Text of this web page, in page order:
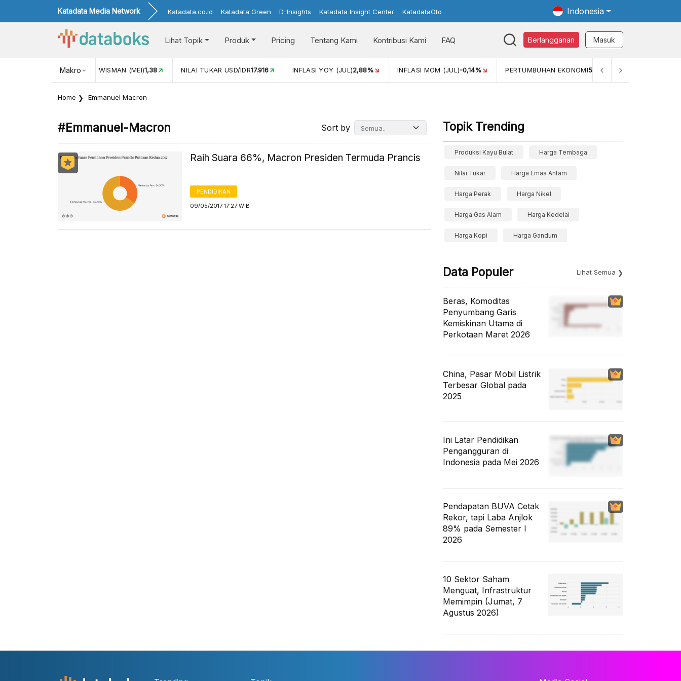
Katadata Media Network Katadata.co.id Katadata Green D-Insights Katadata Insight Center KatadataOto Indonesia
Lihat Topik Produk Pricing Tentang Kami Kontribusi Kami FAQ Berlangganan Masuk
Makro
KUNJUNGAN WISMAN (MEI)1,38 NILAI TUKAR USD/IDR17.916 INFLASI YOY (JUL)2,88% INFLASI MOM (JUL)-0,14% PERTUMBUHAN EKONOMI5,11%
Home Emmanuel Macron
#emmanuel-Macron Sort by
Raih Suara 66%, Macron Presiden Termuda Prancis
PENDIDIKAN
09/05/2017 17:27 WIB
Topik Trending
Produksi Kayu Bulat Harga Tembaga
Nilai Tukar Harga Emas Antam
Harga Perak Harga Nikel
Harga Gas Alam Harga Kedelai
Harga Kopi Harga Gandum
Data Populer Lihat Semua
Beras, Komoditas
Penyumbang Garis
Kemiskinan Utama di
Perkotaan Maret 2026
China, Pasar Mobil Listrik
Terbesar Global pada
2025
Ini Latar Pendidikan
Pengangguran di
Indonesia pada Mei 2026
Pendapatan BUVA Cetak
Rekor, tapi Laba Anjlok
89% pada Semester I
2026
10 Sektor Saham
Menguat, Infrastruktur
Memimpin (Jumat, 7
Agustus 2026)